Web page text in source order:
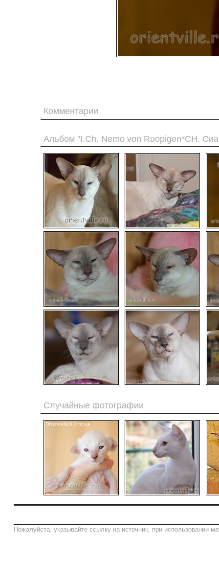
Комментарии
Альбом "I.Ch. Nemo von Ruopigen*CH.
Случайные фотографии
Пожалуйста, указывайте ссылку на источник, при использовании